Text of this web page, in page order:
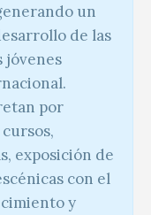
un
de las
jóvenes
por
exposición de
con el
y